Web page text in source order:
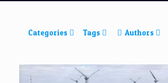
Categories Tags Authors